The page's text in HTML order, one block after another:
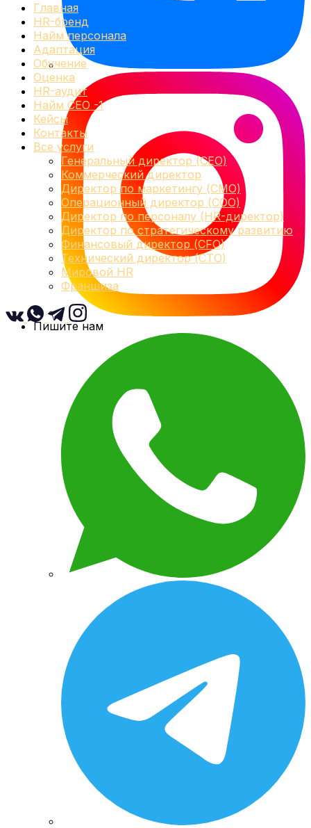
Главная
HR-бренд
Найм персонала
Адаптация
Обучение
Оценка
HR-аудит
Найм СЕО -1
Кейсы
Контакты
Все услуги
Генеральный директор (CEO)
Коммерческий директор
Директор по маркетингу (CMO)
Операционный директор (COO)
Директор по персоналу (HR-директор)
Директор по стратегическому развитию
Финансовый директор (CFO)
Технический директор (CTO)
Мировой HR
Франшиза
Пишите нам